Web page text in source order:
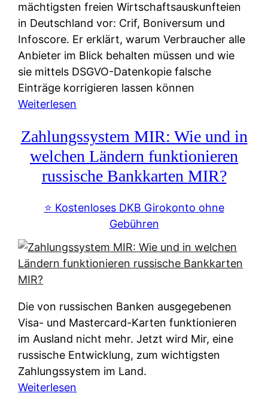
mächtigsten freien Wirtschaftsauskunfteien
in Deutschland vor: Crif, Boniversum und
Infoscore. Er erklärt, warum Verbraucher alle
Anbieter im Blick behalten müssen und wie
sie mittels DSGVO-Datenkopie falsche
Einträge korrigieren lassen können
Weiterlesen
c
h
u
f
-
l
t
n
a
t
i
v
e
Zahlungssystem MIR: Wie und in
welchen Ländern funktionieren
russische Bankkarten MIR?
⭐️ Kostenloses DKB Girokonto ohne
Gebühren
Die von russischen Banken ausgegebenen
Visa- und Mastercard-Karten funktionieren
im Ausland nicht mehr. Jetzt wird Mir, eine
russische Entwicklung, zum wichtigsten
Zahlungssystem im Land.
Weiterlesen